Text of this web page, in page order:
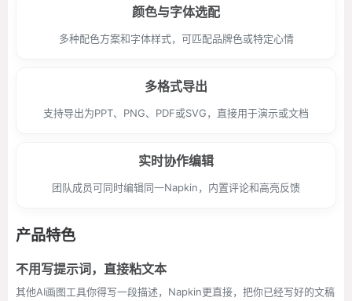
颜色与字体选配
多种配色方案和字体样式，可匹配品牌色或特定心情
多格式导出
支持导出为PPT、PNG、PDF或SVG，直接用于演示或文档
实时协作编辑
团队成员可同时编辑同一Napkin，内置评论和高亮反馈
产品特色
不用写提示词，直接粘文本
其他AI画图工具你得写一段描述，Napkin更直接，把你已经写好的文稿